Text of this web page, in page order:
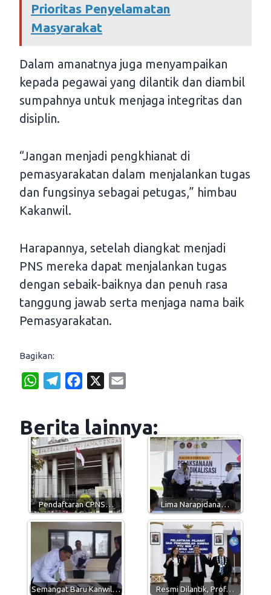
Prioritas Penyelamatan
Masyarakat
Dalam amanatnya juga menyampaikan
kepada pegawai yang dilantik dan diambil
sumpahnya untuk menjaga integritas dan
disiplin.
“Jangan menjadi pengkhianat di
pemasyarakatan dalam menjalankan tugas
dan fungsinya sebagai petugas,” himbau
Kakanwil.
Harapannya, setelah diangkat menjadi
PNS mereka dapat menjalankan tugas
dengan sebaik-baiknya dan penuh rasa
tanggung jawab serta menjaga nama baik
Pemasyarakatan.
Bagikan:
W
t
s
A
p
p
e
g
r
a
m
e
b
o
o
k
i
Berita lainnya:
Pendaftaran CPNS… Lima Narapidana…
Semangat Baru Kanwil… Resmi Dilantik, Prof…